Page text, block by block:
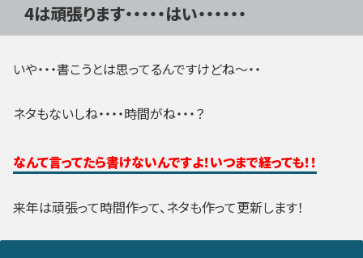
4は頑張ります・・・・・はい・・・・・・
いや・・・書こうとは思ってるんですけどね～・・
ネタもないしね・・・・時間がね・・・？
なんて言ってたら書けないんですよ！いつまで経っても！！
来年は頑張って時間作って、ネタも作って更新します！